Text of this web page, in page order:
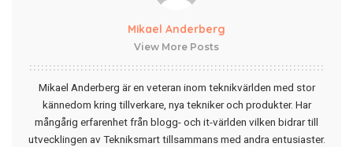
Mikael Anderberg
View More Posts
Mikael Anderberg är en veteran inom teknikvärlden med stor
kännedom kring tillverkare, nya tekniker och produkter. Har
mångårig erfarenhet från blogg- och it-världen vilken bidrar till
utvecklingen av Tekniksmart tillsammans med andra entusiaster.